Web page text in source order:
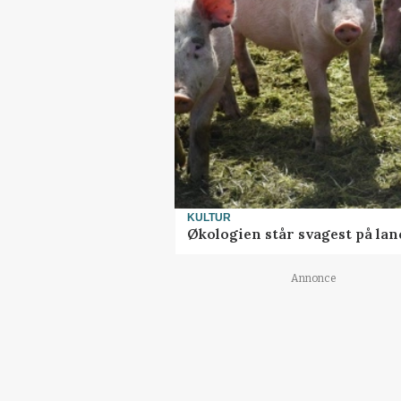
KULTUR
Økologien står svagest på
Annonce